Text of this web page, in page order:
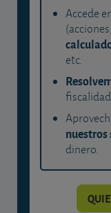
Accede
etc.
nuestros
dinero.